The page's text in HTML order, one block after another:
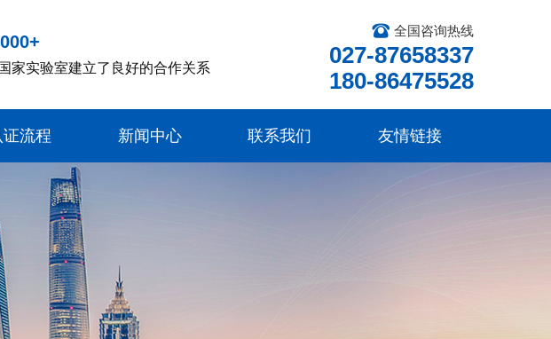
家实验室建立了良好的合作关系
全国咨询热线
027-87658337
180-86475528
证流程
证流程
新闻中心 联系我们 友情链接